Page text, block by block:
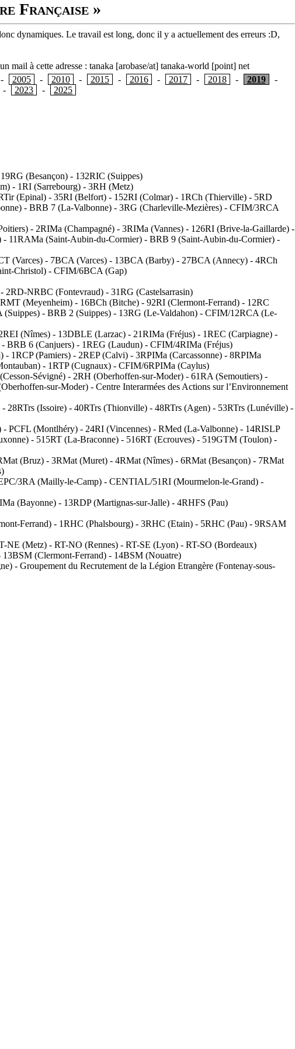
Française »
dynamiques. Le travail est long, donc il y a actuellement des erreurs :D,
mail à cette adresse : tanaka [arobase/at] tanaka-world [point] net
- 2005 - 2010 - 2015 - 2016 - 2017 - 2018 - 2019
-
- 2023 - 2025
(Besançon) - 132RIC (Suippes)
- 1RI (Sarrebourg) - 3RH (Metz)
(Epinal) - 35RI (Belfort) - 152RI (Colmar) - 1RCh (Thierville) - 5RD
- BRB 7 (La-Valbonne) - 3RG (Charleville-Mezières) - CFIM/3RCA
- 2RIMa (Champagné) - 3RIMa (Vannes) - 126RI (Brive-la-Gaillarde) -
11RAMa (Saint-Aubin-du-Cormier) - BRB 9 (Saint-Aubin-du-Cormier) -
(Varces) - 7BCA (Varces) - 13BCA (Barby) - 27BCA (Annecy) - 4RCh
Christol) - CFIM/6BCA (Gap)
2RD-NRBC (Fontevraud) - 31RG (Castelsarrasin)
(Meyenheim) - 16BCh (Bitche) - 92RI (Clermont-Ferrand) - 12RC
- BRB 2 (Suippes) - 13RG (Le-Valdahon) - CFIM/12RCA (Le-
(Nîmes) - 13DBLE (Larzac) - 21RIMa (Fréjus) - 1REC (Carpiagne) -
BRB 6 (Canjuers) - 1REG (Laudun) - CFIM/4RIMa (Fréjus)
- 1RCP (Pamiers) - 2REP (Calvi) - 3RPIMa (Carcassonne) - 8RPIMa
- 1RTP (Cugnaux) - CFIM/6RPIMa (Caylus)
Sévigné) - 2RH (Oberhoffen-sur-Moder) - 61RA (Semoutiers) -
sur-Moder) - Centre Interarmées des Actions sur l’Environnement
28RTrs (Issoire) - 40RTrs (Thionville) - 48RTrs (Agen) - 53RTrs (Lunéville) -
PCFL (Montlhéry) - 24RI (Vincennes) - RMed (La-Valbonne) - 14RISLP
- 515RT (La-Braconne) - 516RT (Ecrouves) - 519GTM (Toulon) -
(Bruz) - 3RMat (Muret) - 4RMat (Nîmes) - 6RMat (Besançon) - 7RMat
3RA (Mailly-le-Camp) - CENTIAL/51RI (Mourmelon-le-Grand) -
(Bayonne) - 13RDP (Martignas-sur-Jalle) - 4RHFS (Pau)
Ferrand) - 1RHC (Phalsbourg) - 3RHC (Etain) - 5RHC (Pau) - 9RSAM
NE (Metz) - RT-NO (Rennes) - RT-SE (Lyon) - RT-SO (Bordeaux)
(Clermont-Ferrand) - 14BSM (Nouatre)
- Groupement du Recrutement de la Légion Etrangère (Fontenay-sous-